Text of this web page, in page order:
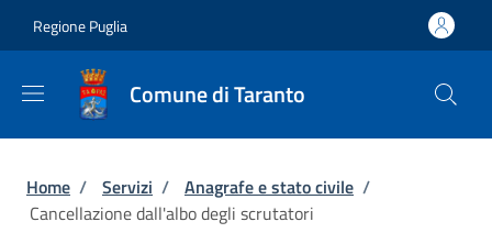
Regione Puglia
Comune di Taranto
Briciole di pane
Home / Servizi / Anagrafe e stato civile /
Cancellazione dall'albo degli scrutatori